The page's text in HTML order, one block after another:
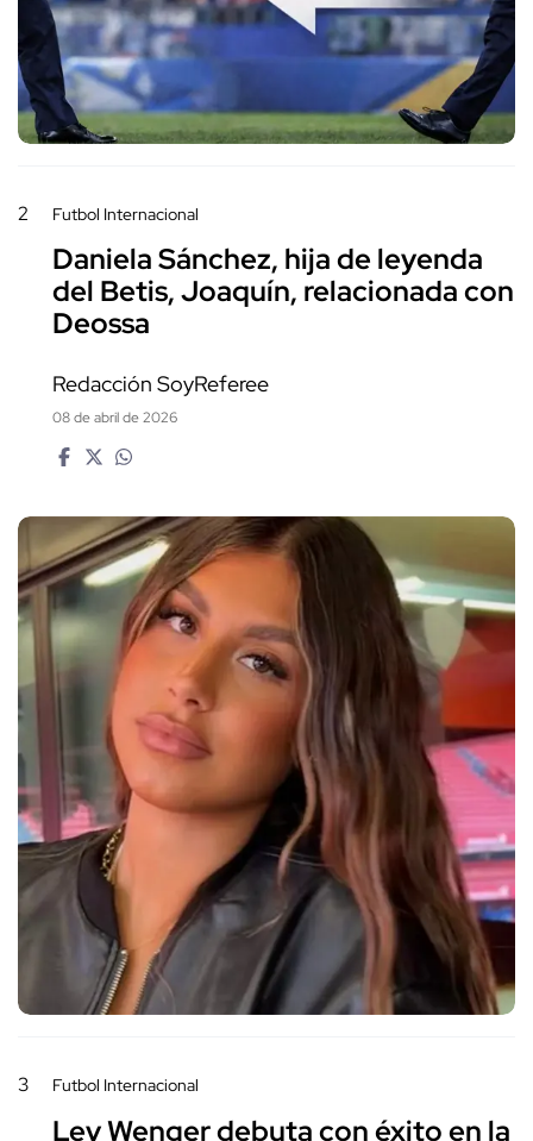
2 Futbol Internacional
Daniela Sánchez, hija de leyenda
del Betis, Joaquín, relacionada con
Deossa
Redacción SoyReferee
08 de abril de 2026
3 Futbol Internacional
Ley Wenger debuta con éxito en la